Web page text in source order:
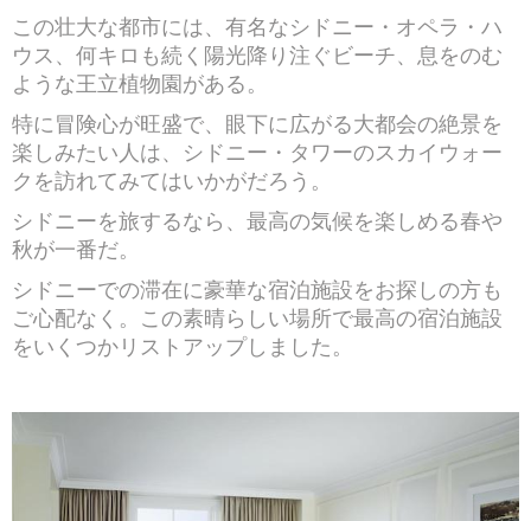
この壮大な都市には、有名なシドニー・オペラ・ハ
ウス、何キロも続く陽光降り注ぐビーチ、息をのむ
ような王立植物園がある。
特に冒険心が旺盛で、眼下に広がる大都会の絶景を
楽しみたい人は、シドニー・タワーのスカイウォー
クを訪れてみてはいかがだろう。
シドニーを旅するなら、最高の気候を楽しめる春や
秋が一番だ。
シドニーでの滞在に豪華な宿泊施設をお探しの方も
ご心配なく。この素晴らしい場所で最高の宿泊施設
をいくつかリストアップしました。